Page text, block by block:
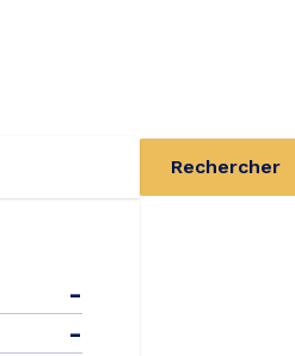
Rechercher
-
-